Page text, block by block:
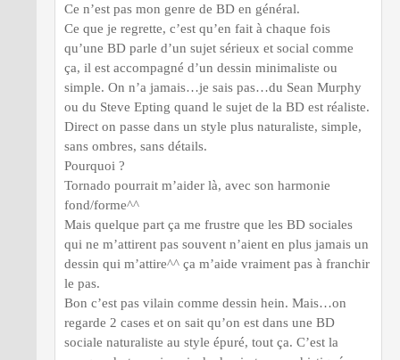
Ce n’est pas mon genre de BD en général.
Ce que je regrette, c’est qu’en fait à chaque fois
qu’une BD parle d’un sujet sérieux et social comme
ça, il est accompagné d’un dessin minimaliste ou
simple. On n’a jamais…je sais pas…du Sean Murphy
ou du Steve Epting quand le sujet de la BD est réaliste.
Direct on passe dans un style plus naturaliste, simple,
sans ombres, sans détails.
Pourquoi ?
Tornado pourrait m’aider là, avec son harmonie
fond/forme^^
Mais quelque part ça me frustre que les BD sociales
qui ne m’attirent pas souvent n’aient en plus jamais un
dessin qui m’attire^^ ça m’aide vraiment pas à franchir
le pas.
Bon c’est pas vilain comme dessin hein. Mais…on
regarde 2 cases et on sait qu’on est dans une BD
sociale naturaliste au style épuré, tout ça. C’est la